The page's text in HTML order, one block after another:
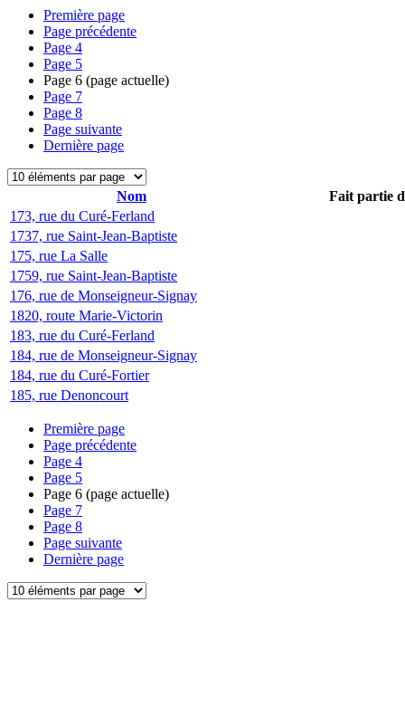
Première page
Page précédente
Page 4
Page 5
Page 6 (page actuelle)
Page 7
Page 8
Page suivante
Dernière page
Nom
Fait partie
173, rue du Curé-Ferland
1737, rue Saint-Jean-Baptiste
175, rue La Salle
1759, rue Saint-Jean-Baptiste
176, rue de Monseigneur-Signay
1820, route Marie-Victorin
183, rue du Curé-Ferland
184, rue de Monseigneur-Signay
184, rue du Curé-Fortier
185, rue Denoncourt
Première page
Page précédente
Page 4
Page 5
Page 6 (page actuelle)
Page 7
Page 8
Page suivante
Dernière page